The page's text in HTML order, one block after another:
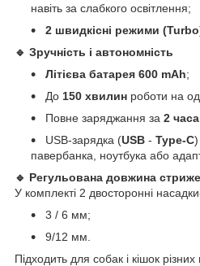
навіть за слабкого освітлення;
2 швидкісні режими (Turbo
🔹 Зручність і автономність
Літієва батарея 600 mAh;
До 150 хвилин роботи на
Повне заряджання за 2 часа
USB-зарядка (USB - Type-C
павербанка, ноутбука або
🔹 Регульована довжина
У комплекті 2 двосторонні
3 / 6 мм;
9/12 мм.
Підходить для собак і кішок різних